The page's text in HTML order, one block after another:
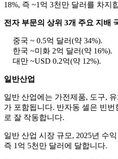
18%, 즉 ~1억 3천만 달러를 차지
전자 부문의 상위 3개 주요 지배
중국 ~ 0.5억 달러(약 34%).
한국 ~미화 2억 달러(약 16%).
대만 ~USD 0.2억(약 12%).
일반산업
일반 산업에는 가전제품, 도구,
가 포함됩니다. 반자동 셀은 빈
로 잘 작동합니다.
일반 산업 시장 규모, 2025년 수
즉 1억 5천만 달러에 달합니다.